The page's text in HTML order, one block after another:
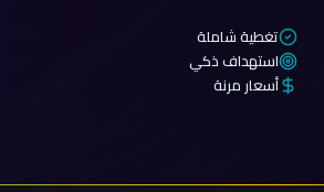
تغطية شاملة
استهداف ذكي
أسعار مرنة